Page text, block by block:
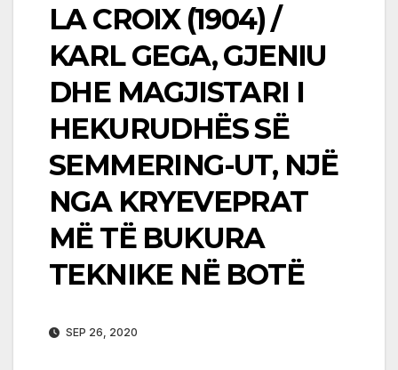
LA CROIX (1904) /
KARL GEGA, GJENIU
DHE MAGJISTARI I
HEKURUDHËS SË
SEMMERING-UT, NJË
NGA KRYEVEPRAT
MË TË BUKURA
TEKNIKE NË BOTË
SEP 26, 2020